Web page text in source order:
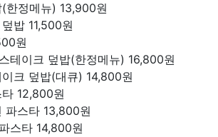
한정메뉴) 13,900원
밥 11,500원
원
테이크 덮밥(한정메뉴) 16,800원
크 덮밥(대큐) 14,800원
12,800원
파스타 13,800원
스타 14,800원